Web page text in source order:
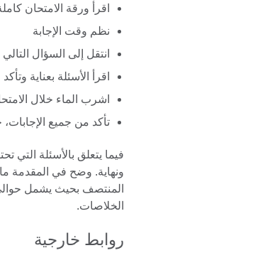
اقرأ ورقة الامتحان
نظم وقت الإجابة
انتقل إلى السؤال
اقرأ الأسئلة بعناية
اشرب الماء خلال
تأكد من جميع الإجابات،
فيما يتعلق بالأسئلة التي
ونهاية. وضح في المقدمة
الخلاصات.
روابط خارجية